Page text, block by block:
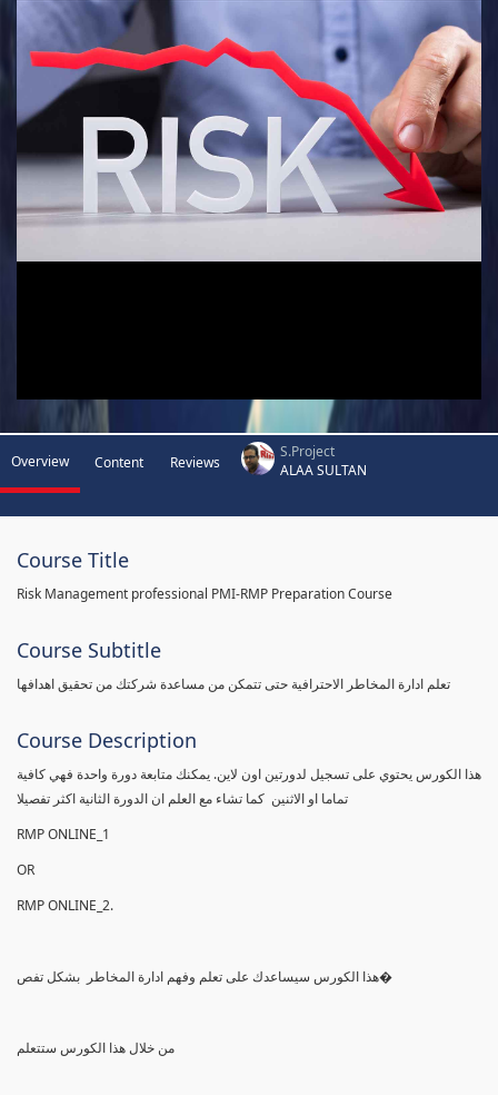
Overview Content Reviews
S.Project
ALAA SULTAN
Course Title
Risk Management professional PMI-RMP Preparation Course
Course Subtitle
تعلم ادارة المخاطر الاحترافية حتى تتمكن من مساعدة شركتك من تحقيق اهدافها
Course Description
هذا الكورس يحتوي على تسجيل لدورتين اون لاين. يمكنك متابعة دورة واحدة فهي كافية
تماما او الاثنين كما تشاء مع العلم ان الدورة الثانية اكثر تفصيلا
RMP ONLINE_1
OR
RMP ONLINE_2.
هذا الكورس سيساعدك على تعلم وفهم ادارة المخاطر بشكل تفص�
من خلال هذا الكورس ستتعلم